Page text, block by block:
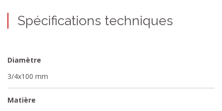
Spécifications techniques
Diamètre
3/4x100 mm
Matière